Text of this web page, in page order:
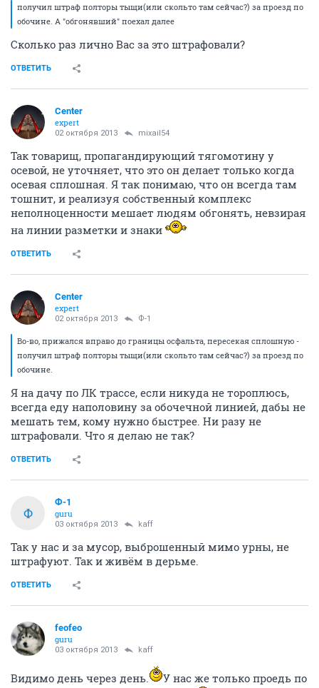
получил штраф полторы тыщи(или скольто там сейчас?) за проезд по
обочине. А "обгонявший" поехал далее
Сколько раз лично Вас за это штрафовали?
ОТВЕТИТЬ
Center
expert
02 октября 2013 mixail54
Так товарищ, пропагандирующий тягомотину у
осевой, не уточняет, что это он делает только когда
осевая сплошная. Я так понимаю, что он всегда там
тошнит, и реализуя собственный комплекс
неполноценности мешает людям обгонять, невзирая
на линии разметки и знаки
ОТВЕТИТЬ
Center
expert
02 октября 2013 Ф-1
Во-во, прижался вправо до границы осфальта, пересекая сплошную -
получил штраф полторы тыщи(или скольто там сейчас?) за проезд по
обочине.
Я на дачу по ЛК трассе, если никуда не тороплюсь,
всегда еду наполовину за обочечной линией, дабы не
мешать тем, кому нужно быстрее. Ни разу не
штрафовали. Что я делаю не так?
ОТВЕТИТЬ
Ф
Ф-1
guru
03 октября 2013 kaff
Так у нас и за мусор, выброшенный мимо урны, не
штрафуют. Так и живём в дерьме.
ОТВЕТИТЬ
feofeo
guru
03 октября 2013 kaff
Видимо день через день.
У нас же только проедь по